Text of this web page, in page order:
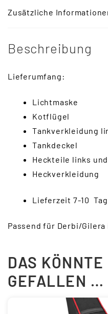
Zusätzliche
Beschreibung
Lieferumfang:
Lichtmaske
Kotflügel
Tankverkleidung
Tankdeckel
Heckteile links
Heckverkleidung
Lieferzeit 7-10
Passend für Derbi/Gilera
DAS KÖNNTE
GEFALLEN …